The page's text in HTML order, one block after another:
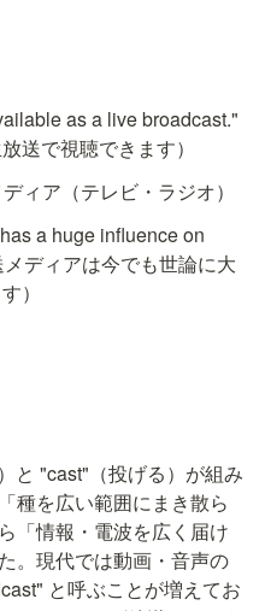
as a live broadcast."
送で視聴できます）
ィア（テレビ・ラジオ）
a huge influence on
ディアは今でも世論に大
）
と "cast"（投げる）が組み
種を広い範囲にまき散ら
「情報・電波を広く届け
。現代では動画・音声の
と呼ぶことが増えてお